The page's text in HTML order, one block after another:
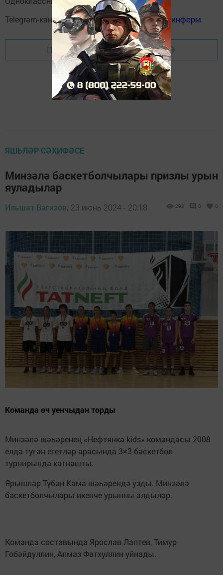
Telegram-канал:Мензелинск news - Мензеля-информ
Перейти на страницу новости
ЯШЬЛӘР СӘХИФӘСЕ
Минзәлә баскетболчылары призлы урын
яуладылар
Ильшат Вагизов, 23 июнь 2024 - 20:18 293 0 0
Команда өч уенчыдан торды
Минзәлә шәһәренең «Нефтянка kids» командасы 2008
елда туган егетләр арасында 3×3 баскетбол
турнирында катнашты.
Ярышлар Түбән Кама шәһәрендә узды. Минзәлә
баскетболчылары икенче урынны алдылар.
Команда составында Ярослав Лаптев, Тимур
Гобәйдуллин, Алмаз Фәтхуллин уйнады.